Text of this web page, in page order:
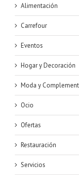
Alimentación
Carrefour
Eventos
Hogar y Decoración
Moda y
Ocio
Ofertas
Restauración
Servicios